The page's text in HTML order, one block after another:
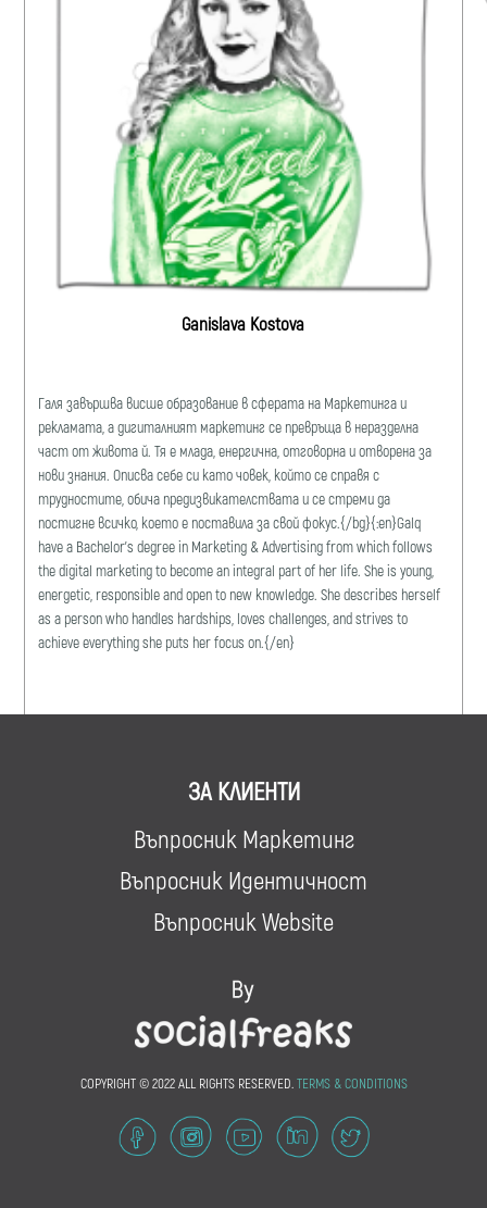
Ganislava Kostova
Галя завършва висше образование в сферата на Маркетинга и
рекламата, a дигиталният маркетинг се превръща в неразделна
част от живота й. Тя е млада, енергична, отговорна и отворена за
нови знания. Описва себе си като човек, който се справя с
трудностите, обича предизвикателствата и се стреми да
постигне всичко, което е поставила за свой фокус.{/bg}{:en}Galq
have a Bachelor's degree in Marketing & Advertising from which follows
the digital marketing to become an integral part of her life. She is young,
energetic, responsible and open to new knowledge. She describes herself
as a person who handles hardships, loves challenges, and strives to
achieve everything she puts her focus on.{/en}
ЗА КЛИЕНТИ
Въпросник Маркетинг
Въпросник Идентичност
Въпросник Website
COPYRIGHT © 2022 ALL RIGHTS RESERVED.TERMS & CONDITIONS